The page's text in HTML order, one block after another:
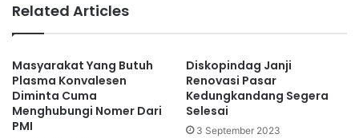
Related Articles
Masyarakat Yang Butuh
Plasma Konvalesen
Diminta Cuma
Menghubungi Nomer Dari
PMI
Diskopindag Janji
Renovasi Pasar
Kedungkandang Segera
Selesai
3 September 2023